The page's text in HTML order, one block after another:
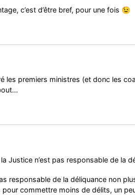
c’est d’être bref, pour une fois 😉
les premiers ministres (et donc les
Justice n’est pas responsable de la
responsable de la déliquance non
pour commettre moins de délits, un